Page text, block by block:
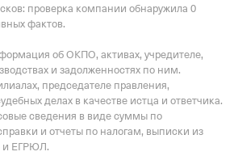
проверка компании обнаружила 0
фактов.
об ОКПО, активах, учредителе,
и задолженностях по ним.
председателе правления,
делах в качестве истца и ответчика.
сведения в виде суммы по
и отчеты по налогам, выписки из
и ЕГРЮЛ.